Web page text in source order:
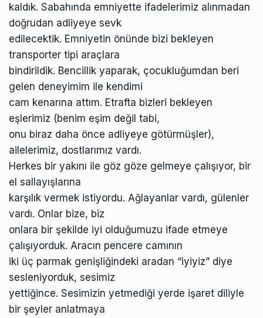
kaldık. Sabahında emniyette ifadelerimiz alınmadan
doğrudan adliyeye sevk
edilecektik. Emniyetin önünde bizi bekleyen
transporter tipi araçlara
bindirildik. Bencillik yaparak, çocukluğumdan beri
gelen deneyimim ile kendimi
cam kenarına attım. Etrafta bizleri bekleyen
eşlerimiz (benim eşim değil tabi,
onu biraz daha önce adliyeye götürmüşler),
ailelerimiz, dostlarımız vardı.
Herkes bir yakını ile göz göze gelmeye çalışıyor, bir
el sallayışlarına
karşılık vermek istiyordu. Ağlayanlar vardı, gülenler
vardı. Onlar bize, biz
onlara bir şekilde iyi olduğumuzu ifade etmeye
çalışıyorduk. Aracın pencere camının
iki üç parmak genişliğindeki aradan “iyiyiz” diye
sesleniyorduk, sesimiz
yettiğince. Sesimizin yetmediği yerde işaret diliyle
bir şeyler anlatmaya